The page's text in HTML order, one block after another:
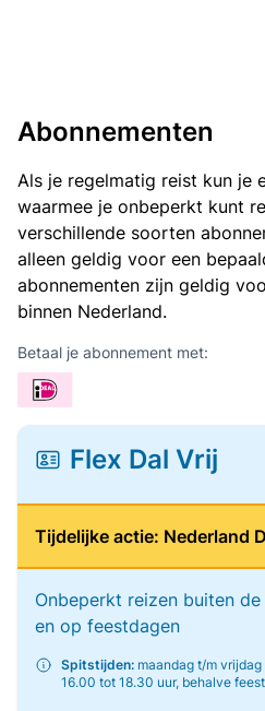
Abonnementen
Als je regelmatig reist kun je
waarmee je onbeperkt kunt
verschillende soorten
alleen geldig voor een
abonnementen zijn geldig
binnen Nederland.
Betaal je abonnement met:
Flex Dal Vrij
Tijdelijke actie: Nederland
Onbeperkt reizen buiten
en op feestdagen
Spitstijden: maandag t/m
16.00 tot 18.30 uur, behalve